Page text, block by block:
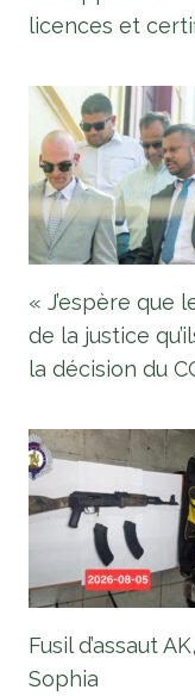
licences et
« J’espère que
de la justice
la décision du
Fusil d’assaut
Sophia